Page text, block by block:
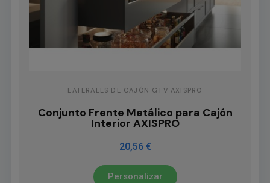
LATERALES DE CAJÓN GTV AXISPRO
Conjunto Frente Metálico para Cajón
Interior AXISPRO
20,56 €
Personalizar